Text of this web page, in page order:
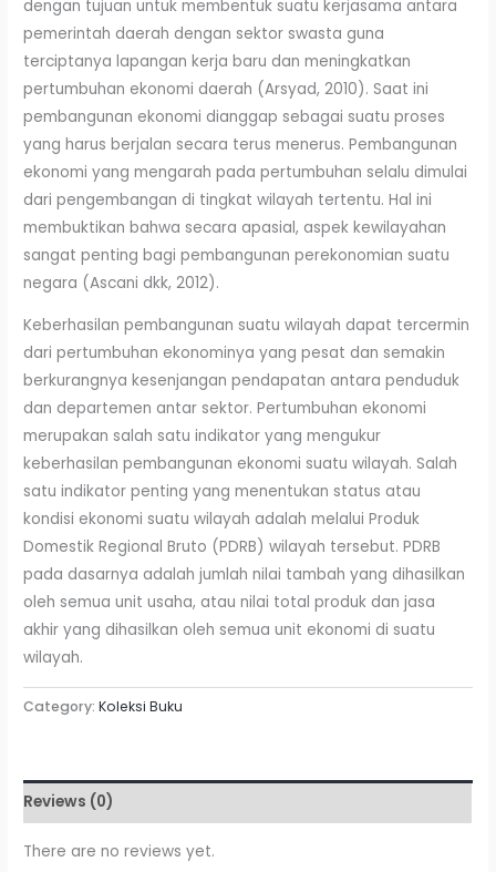
dengan tujuan untuk membentuk suatu kerjasama antara
pemerintah daerah dengan sektor swasta guna
terciptanya lapangan kerja baru dan meningkatkan
pertumbuhan ekonomi daerah (Arsyad, 2010). Saat ini
pembangunan ekonomi dianggap sebagai suatu proses
yang harus berjalan secara terus menerus. Pembangunan
ekonomi yang mengarah pada pertumbuhan selalu dimulai
dari pengembangan di tingkat wilayah tertentu. Hal ini
membuktikan bahwa secara apasial, aspek kewilayahan
sangat penting bagi pembangunan perekonomian suatu
negara (Ascani dkk, 2012).
Keberhasilan pembangunan suatu wilayah dapat tercermin
dari pertumbuhan ekonominya yang pesat dan semakin
berkurangnya kesenjangan pendapatan antara penduduk
dan departemen antar sektor. Pertumbuhan ekonomi
merupakan salah satu indikator yang mengukur
keberhasilan pembangunan ekonomi suatu wilayah. Salah
satu indikator penting yang menentukan status atau
kondisi ekonomi suatu wilayah adalah melalui Produk
Domestik Regional Bruto (PDRB) wilayah tersebut. PDRB
pada dasarnya adalah jumlah nilai tambah yang dihasilkan
oleh semua unit usaha, atau nilai total produk dan jasa
akhir yang dihasilkan oleh semua unit ekonomi di suatu
wilayah.
Category:Koleksi Buku
Reviews (0)
There are no reviews yet.